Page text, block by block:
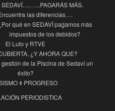
SEDAVÍ….. ….PAGARÁS MÁS.
las diferencias….
qué en SEDAVÍ pagamos más
impuestos de los debidos?
El Luto y RTVE
¿Y AHORA QUE?
de la Piscina de Sedaví un
éxito?
ǂ PROGRESO
PERIODISTICA